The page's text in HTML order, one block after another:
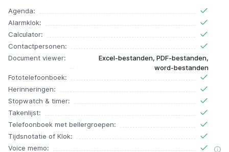
Agenda:
Alarmklok:
Calculator:
Contactpersonen:
Document viewer:
Excel-bestanden, PDF-bestanden,
word-bestanden
Fototelefoonboek:
Herinneringen:
Stopwatch & timer:
Takenlijst:
Telefoonboek met bellergroepen:
Tijdsnotatie of Klok:
Voice memo: